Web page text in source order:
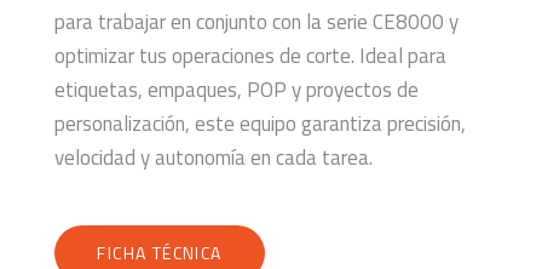
para trabajar en conjunto con la serie CE8000 y
optimizar tus operaciones de corte. Ideal para
etiquetas, empaques, POP y proyectos de
personalización, este equipo garantiza precisión,
velocidad y autonomía en cada tarea.
FICHA TÉCNICA